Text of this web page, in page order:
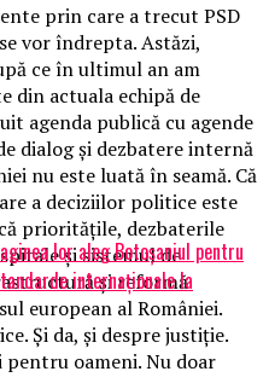
prin care a trecut PSD
vor îndrepta. Astăzi,
ce în ultimul an am
din actuala echipă de
agenda publică cu agende
dialog şi dezbatere internă
nu este luată în seamă. Că
a deciziilor politice este
priorităţile, dezbaterile
şi sistemul de
şi reformă
european al României.
Și da, şi despre justiţie.
oameni. Nu doar
lor aleg Botoșaniul pentru
internaționale la